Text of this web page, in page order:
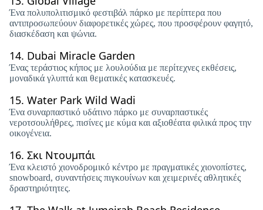
Ένα πολυπολιτισμικό φεστιβάλ πάρκο με περίπτερα που
αντιπροσωπεύουν διαφορετικές χώρες, που προσφέρουν φαγητό,
διασκέδαση και ψώνια.
14. Dubai Miracle Garden
Ένας τεράστιος κήπος με λουλούδια με περίτεχνες εκθέσεις,
μοναδικά γλυπτά και θεματικές κατασκευές.
15. Water Park Wild Wadi
Ένα συναρπαστικό υδάτινο πάρκο με συναρπαστικές
νεροτσουλήθρες, πισίνες με κύμα και αξιοθέατα φιλικά προς την
οικογένεια.
16. Σκι Ντουμπάι
Ένα κλειστό χιονοδρομικό κέντρο με πραγματικές χιονοπίστες,
snowboard, συναντήσεις πιγκουίνων και χειμερινές αθλητικές
δραστηριότητες.